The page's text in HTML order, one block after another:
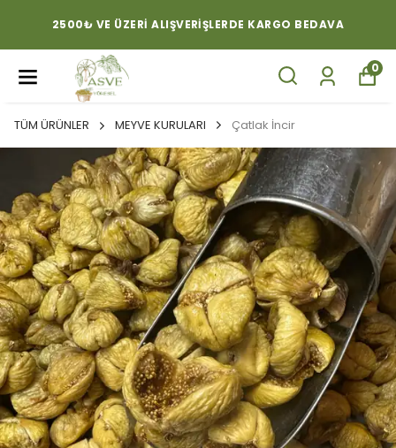
2500₺ VE ÜZERI ALIŞVERIŞLERDE KARGO BEDAVA
0
TÜM ÜRÜNLER MEYVE KURULARI Çatlak İncir